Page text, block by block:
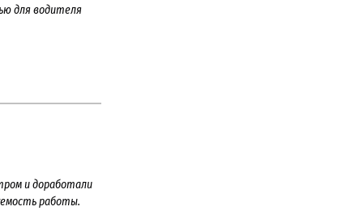
для водителя
и доработали
работы.